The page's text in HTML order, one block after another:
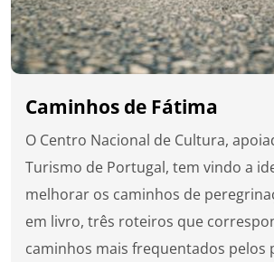
Caminhos de Fátima
O Centro Nacional de Cultura,
Turismo de Portugal, tem vindo a
melhorar os caminhos de
em livro, três roteiros que
caminhos mais frequentados pelos